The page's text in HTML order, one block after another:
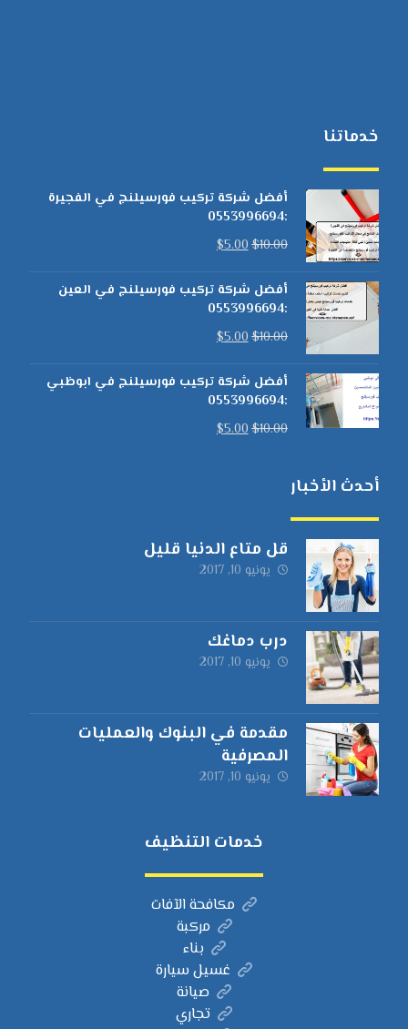
خدماتنا
أفضل شركة تركيب فورسيلنج في الفجيرة
:0553996694
$10.00
$5.00
أفضل شركة تركيب فورسيلنج في العين
:0553996694
$10.00
$5.00
أفضل شركة تركيب فورسيلنج في ابوظبي
:0553996694
$10.00
$5.00
أحدث الأخبار
قل متاع الدنيا قليل
يونيو 10, 2017
درب دماغك
يونيو 10, 2017
مقدمة في البنوك والعمليات
المصرفية
يونيو 10, 2017
خدمات التنظيف
مكافحة الآفات
مركبة
بناء
غسيل سيارة
صيانة
تجاري